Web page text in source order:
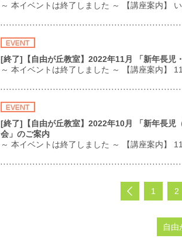
～ 本イベントは終了しました ～ 【講座案内】
[終了]【自由が丘教室】2022年11月 「新年長
～ 本イベントは終了しました ～ 【講座案内】
[終了]【自由が丘教室】2022年10月 「新年長
会」のご案内
～ 本イベントは終了しました ～ 【講座案内】
1 2
自由